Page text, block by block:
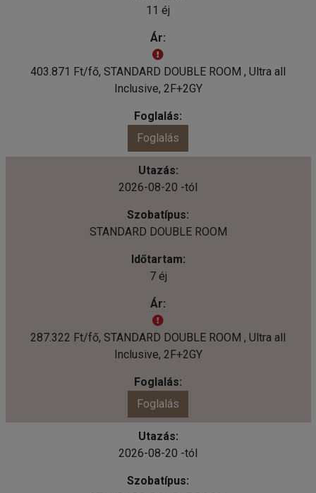
11 éj
403.871 Ft/fő, STANDARD DOUBLE ROOM , Ultra all
Inclusive, 2F+2GY
Foglalás
2026-08-20 -tól
STANDARD DOUBLE ROOM
7 éj
287.322 Ft/fő, STANDARD DOUBLE ROOM , Ultra all
Inclusive, 2F+2GY
Foglalás
2026-08-20 -tól